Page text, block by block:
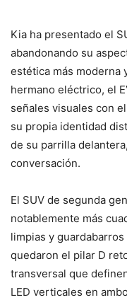
Kia ha presentado el
abandonando su
estética más moderna
hermano eléctrico, el
señales visuales con
su propia identidad
de su parrilla
conversación.
El SUV de segunda
notablemente más
limpias y
quedaron el pilar D
transversal que
LED verticales en